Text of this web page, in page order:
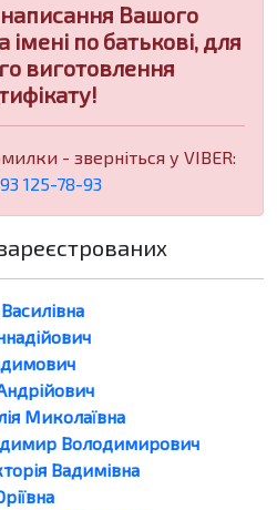
Вашого
імені по батькові, для
виготовлення
- зверніться у VIBER:
125-78-93
Миколаївна
Володимирович
Вадимівна